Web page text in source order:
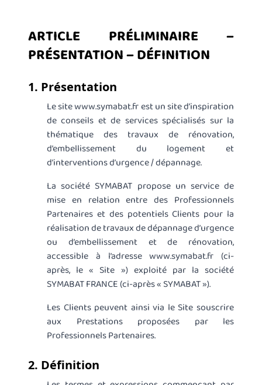
ARTICLE PRÉLIMINAIRE –
PRÉSENTATION – DÉFINITION
1. Présentation
Le site www.symabat.fr est un site d’inspiration
de conseils et de services spécialisés sur la
thématique des travaux de rénovation,
d’embellissement du logement et
d’interventions d’urgence / dépannage.
La société SYMABAT propose un service de
mise en relation entre des Professionnels
Partenaires et des potentiels Clients pour la
réalisation de travaux de dépannage d’urgence
ou d’embellissement et de rénovation,
accessible à l’adresse www.symabat.fr (ci-
après, le « Site ») exploité par la société
SYMABAT FRANCE (ci-après « SYMABAT »).
Les Clients peuvent ainsi via le Site souscrire
aux Prestations proposées par les
Professionnels Partenaires.
2. Définition